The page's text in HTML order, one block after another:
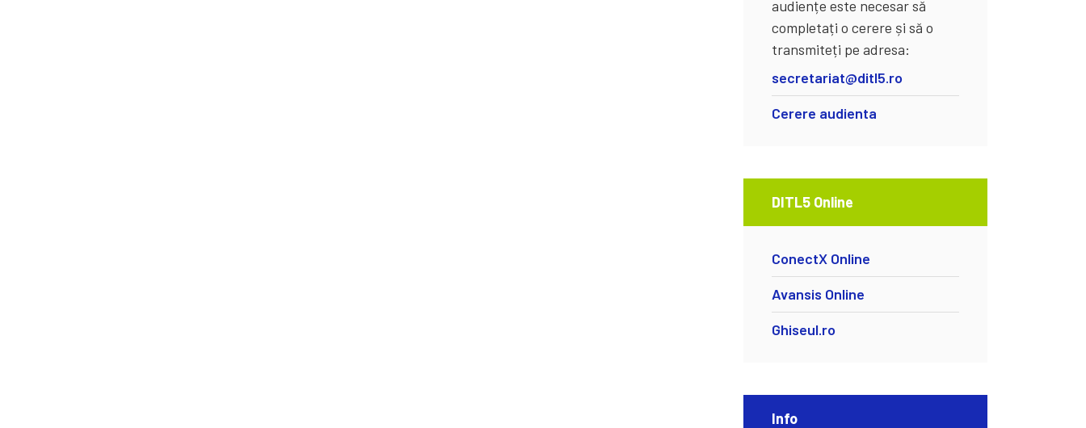
audiențe este necesar să
completați o cerere și să o
transmiteți pe adresa:
secretariat@ditl5.ro
Cerere audienta
DITL5 Online
ConectX Online
Avansis Online
Ghiseul.ro
Info